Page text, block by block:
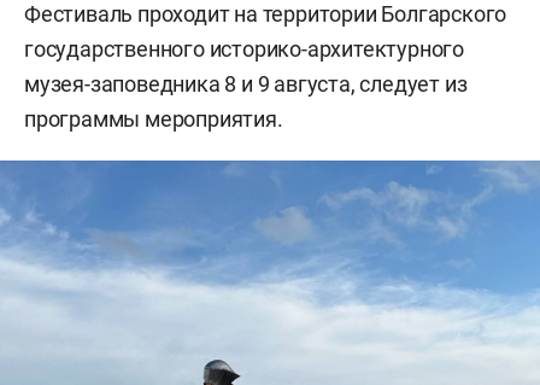
Фестиваль проходит на территории Болгарского
государственного историко-архитектурного
музея-заповедника 8 и 9 августа, следует из
программы мероприятия.